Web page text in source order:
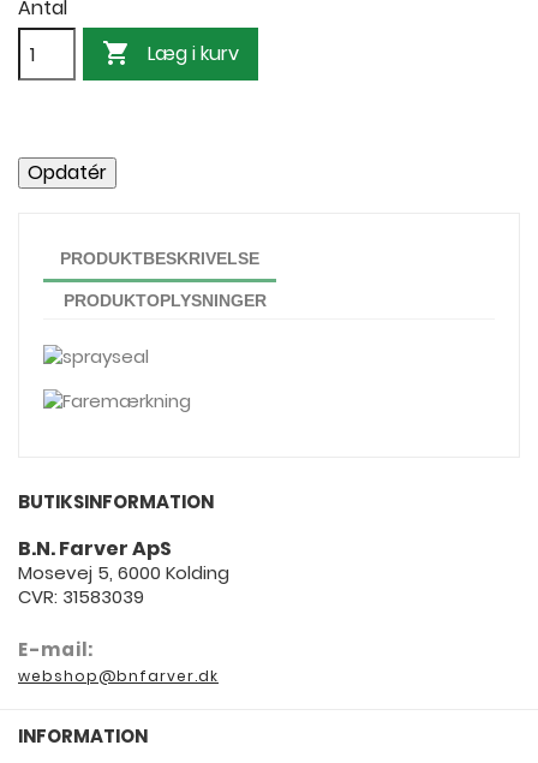
Antal
 Læg i kurv
PRODUKTBESKRIVELSE
PRODUKTOPLYSNINGER
BUTIKSINFORMATION
B.N. Farver ApS
Mosevej 5, 6000 Kolding
CVR: 31583039
E-mail:
webshop@bnfarver.dk
INFORMATION